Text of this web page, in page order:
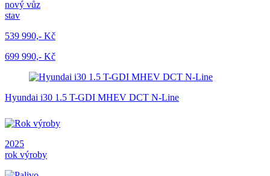
nový vůz
stav
539 990,- Kč
699 990,- Kč
Hyundai i30 1.5 T-GDI MHEV DCT N-Line
2025
rok výroby